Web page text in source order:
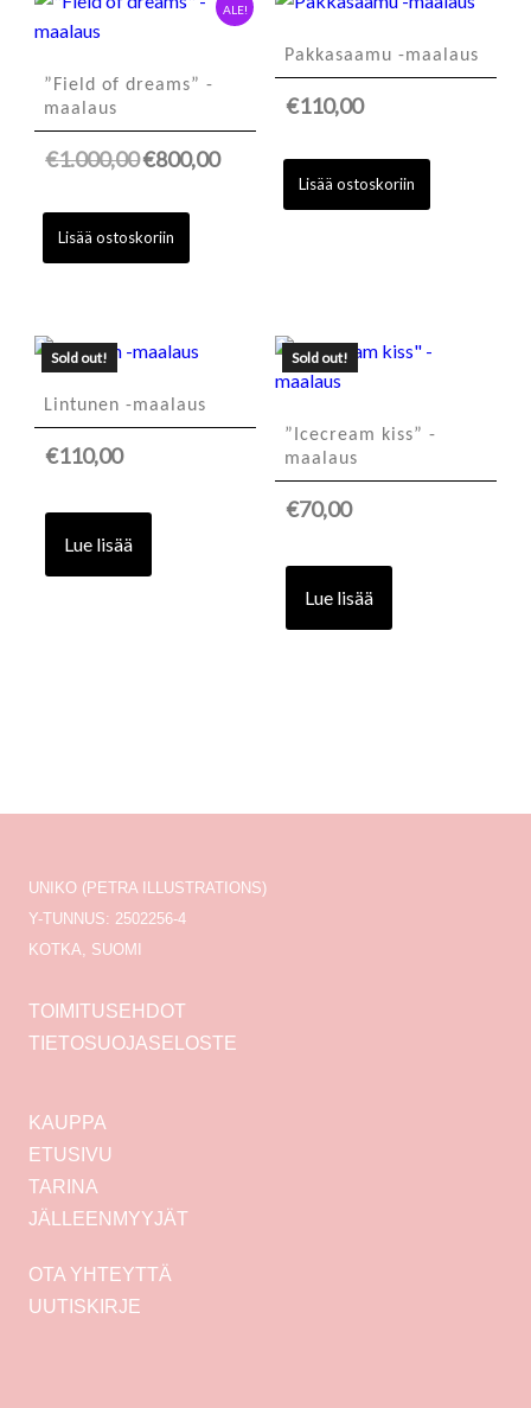
ALE!
”Field of dreams” -
maalaus
€1.000,00Alkuperäinen
€1.000,00.
€800,00Nykyinen
Lisää ostoskoriin
Pakkasaamu -maalaus
€110,00
Lisää ostoskoriin
Sold out!
Lintunen -maalaus
€110,00
Lue lisää
Sold out!
”Icecream kiss” -
maalaus
€70,00
Lue lisää
UNIKO (PETRA ILLUSTRATIONS)
Y-TUNNUS: 2502256-4
KOTKA, SUOMI
TOIMITUSEHDOT
TIETOSUOJASELOSTE
KAUPPA
ETUSIVU
TARINA
JÄLLEENMYYJÄT
OTA YHTEYTTÄ
UUTISKIRJE